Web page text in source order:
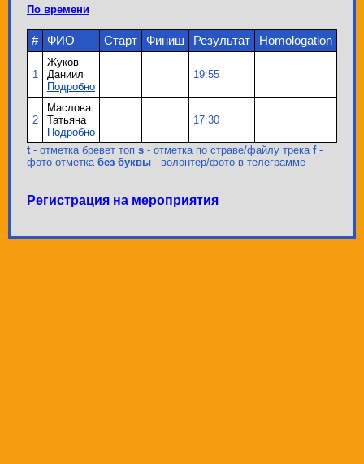
По времени
# ФИО Старт Финиш Результат Homologation
1
Жуков
Даниил
Подробно
19:55
2
Маслова
Татьяна
Подробно
17:30
t- отметка бревет топ s - отметка по страве/файлу трека f-
фото-отметка без буквы - волонтер/фото в телеграмме
Регистрация на мероприятия